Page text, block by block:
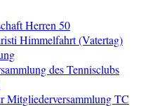
Herren 50
Himmelfahrt (Vatertag)
des Tennisclubs
Mitgliederversammlung TC